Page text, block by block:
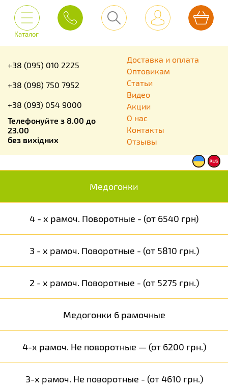
Каталог
+38 (095) 010 2225
+38 (098) 750 7952
+38 (093) 054 9000
Телефонуйте з 8.00 до
23.00
без вихідних
Доставка и оплата
Оптовикам
Статьи
Видео
Акции
О нас
Контакты
Отзывы
Медогонки
4 - х рамоч. Поворотные - (от 6540 грн)
3 - х рамоч. Поворотные - (от 5810 грн.)
2 - х рамоч. Поворотные - (от 5275 грн.)
Медогонки 6 рамочные
4-х рамоч. Не поворотные — (от 6200 грн.)
3-х рамоч. Не поворотные - (от 4610 грн.)